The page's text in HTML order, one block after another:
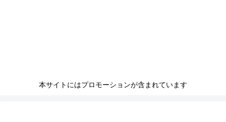
本サイトにはプロモーションが含まれています